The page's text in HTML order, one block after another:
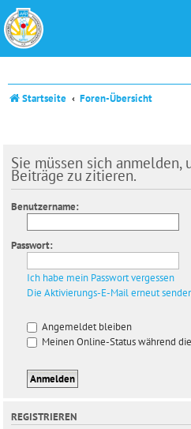
Startseite Foren-Übersicht
Sie müssen sich anmelden,
Beiträge zu zitieren.
Benutzername:
Passwort:
Ich habe mein Passwort vergessen
Die Aktivierungs-E-Mail erneut
Angemeldet bleiben
Meinen Online-Status während
REGISTRIEREN